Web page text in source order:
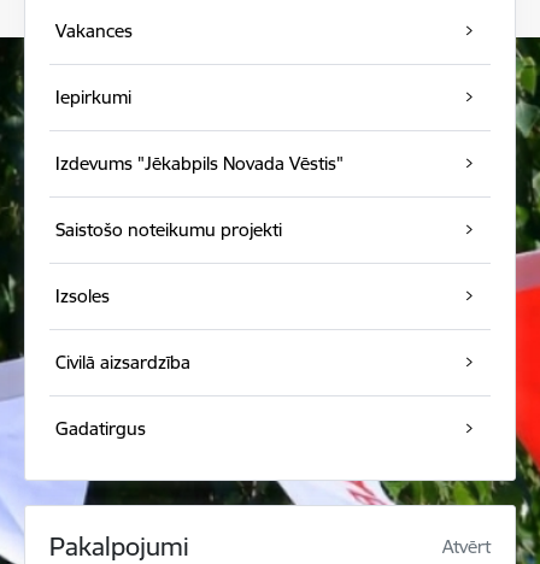
Vakances
Iepirkumi
Izdevums "Jēkabpils Novada Vēstis"
Saistošo noteikumu projekti
Izsoles
Civilā aizsardzība
Gadatirgus
Pakalpojumi Atvērt